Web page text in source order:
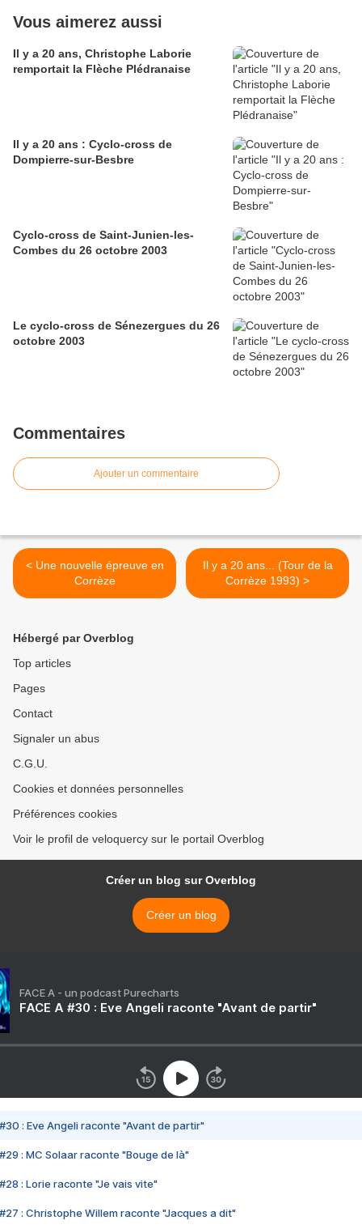
Vous aimerez aussi
Il y a 20 ans, Christophe Laborie
remportait la Flèche Plédranaise
Il y a 20 ans : Cyclo-cross de
Dompierre-sur-Besbre
Cyclo-cross de Saint-Junien-les-
Combes du 26 octobre 2003
Le cyclo-cross de Sénezergues du 26
octobre 2003
Commentaires
Ajouter un commentaire
< Une nouvelle épreuve en
Corrèze
Il y a 20 ans... (Tour de la
Corrèze 1993) >
Hébergé par Overblog
Top articles
Pages
Contact
Signaler un abus
C.G.U.
Cookies et données personnelles
Préférences cookies
Voir le profil de veloquercy sur le portail Overblog
Créer un blog sur Overblog
Créer un blog
FACE A - un podcast Purecharts
FACE A #30 : Eve Angeli raconte "Avant de partir"
#30 : Eve Angeli raconte "Avant de partir"
#29 : MC Solaar raconte "Bouge de là"
#28 : Lorie raconte "Je vais vite"
#27 : Christophe Willem raconte "Jacques a dit"